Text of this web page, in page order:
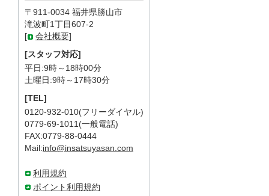
〒911-0034 福井県勝山市
滝波町1丁目607-2
[
会社概要]
[スタッフ対応]
平日:9時～18時00分
土曜日:9時～17時30分
[TEL]
0120-932-010(フリーダイヤル)
0779-69-1011(一般電話)
FAX:0779-88-0444
Mail:info@insatsuyasan.com
利用規約
ポイント利用規約